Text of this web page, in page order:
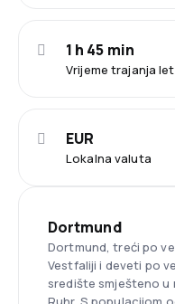
Vrijeme trajanja
1 h 45 min
Lokalna valuta
EUR
Dortmund
Dortmund, treći po
Vestfaliji i deveti po
središte smješteno